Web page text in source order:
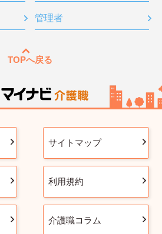
管理者
TOPへ戻る
サイトマップ
利用規約
介護職コラム